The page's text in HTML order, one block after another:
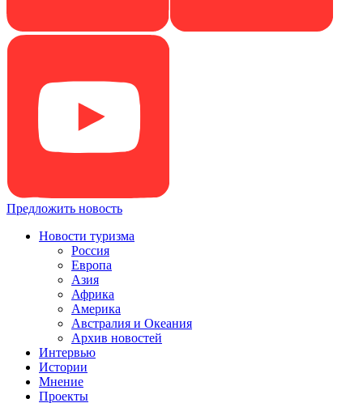
Предложить новость
Новости туризма
Россия
Европа
Азия
Африка
Америка
Австралия и Океания
Архив новостей
Интервью
Истории
Мнение
Проекты